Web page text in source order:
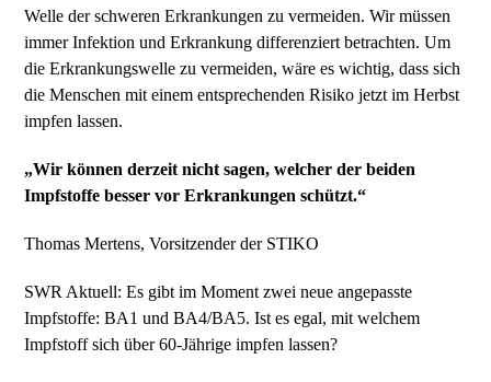
Welle der schweren Erkrankungen zu vermeiden. Wir müssen
immer Infektion und Erkrankung differenziert betrachten. Um
die Erkrankungswelle zu vermeiden, wäre es wichtig, dass sich
die Menschen mit einem entsprechenden Risiko jetzt im Herbst
impfen lassen.
„Wir können derzeit nicht sagen, welcher der beiden
Impfstoffe besser vor Erkrankungen schützt.“
Thomas Mertens, Vorsitzender der STIKO
SWR Aktuell: Es gibt im Moment zwei neue angepasste
Impfstoffe: BA1 und BA4/BA5. Ist es egal, mit welchem
Impfstoff sich über 60-Jährige impfen lassen?